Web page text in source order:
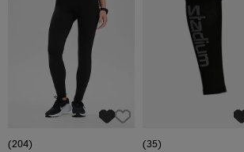
(204)
(35)